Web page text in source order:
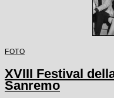
FOTO
XVIII Festival
Sanremo